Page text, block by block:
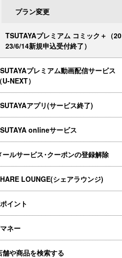
プラン変更
TSUTAYAプレミアム コミック＋（20
23/6/14新規申込受付終了）
プレミアム動画配信サービス
（U-NEXT）
アプリ(サービス終了)
onlineサービス
ールサービス･クーポンの登録解除
LOUNGE(シェアラウンジ)
イント
ネー
舗や商品を検索する